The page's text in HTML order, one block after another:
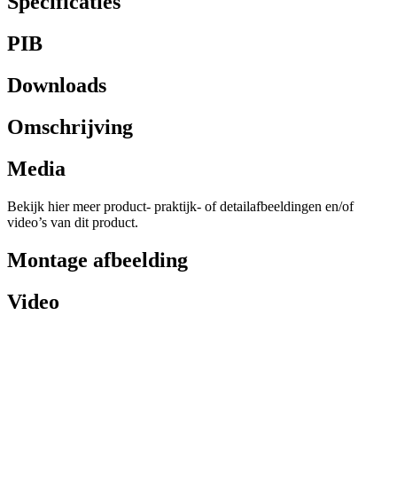
PIB
Downloads
Omschrijving
Media
Bekijk hier meer product- praktijk- of detailafbeeldingen en/of
video’s van dit product.
Montage afbeelding
Video